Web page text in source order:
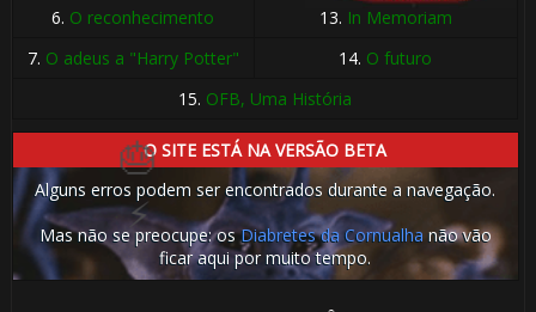
6. O reconhecimento 13. In Memoriam
7. O adeus a "Harry Potter" 14. O futuro
15. OFB, Uma História
O SITE ESTÁ NA VERSÃO BETA
Alguns erros podem ser encontrados durante a navegação.
Mas não se preocupe: osDiabretes da Cornualha não vão
ficar aqui por muito tempo.
1️⃣ 8️⃣